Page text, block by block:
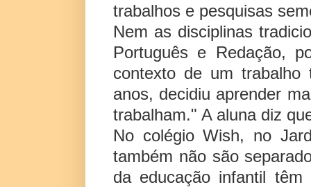
trabalhos e pesquisas
Nem as disciplinas
Português e Redação,
contexto de um trabalho
anos, decidiu aprender
trabalham." A aluna diz
No colégio Wish, no
também não são
da educação infantil